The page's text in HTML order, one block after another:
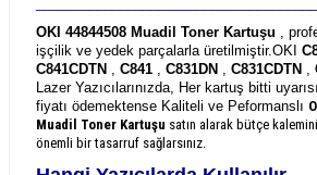
OKI 44844508 Muadil Toner Kartuşu ,
işçilik ve yedek parçalarla üretilmiştir.OKI
C841CDTN , C841 , C831DN , C831CDTN ,
Lazer Yazıcılarınızda, Her kartuş bitti
fiyatı ödemektense Kaliteli ve Peformanslı
Muadil Toner Kartuşu satın alarak bütçe
önemli bir tasarruf sağlarsınız.